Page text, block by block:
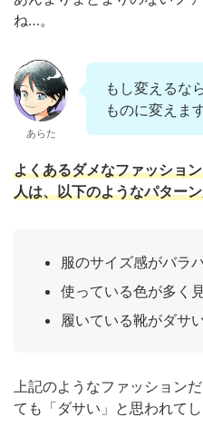
ね…。
あらた
もし変えるな
ものに変えます
よくあるダメなファッショ
人は、以下のようなパター
服のサイズ感がバラ
使っている色が多く
履いている靴がダサ
上記のようなファッション
ても「ダサい」と思われてし